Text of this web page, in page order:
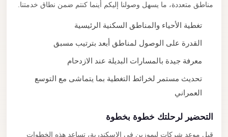
مناطق متعددة، ما يسهل وصولنا إليكم أينما كنتم ضمن نطاق خدمتنا.
تغطية الأحياء والمناطق السكنية الرئيسية
القدرة على الوصول لمناطق أبعد بترتيب مسبق
معرفة جيدة بالمسارات البديلة عند الازدحام
تحديث مستمر لخرائط التغطية بما يتماشى مع التوسع
العمراني
التحضير لرحلتك خطوة بخطوة
قبل موعد شركات ليموزين في الاسكندرية، تساعد هذه الخطوات